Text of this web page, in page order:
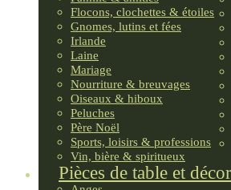
Flocons, clochettes & étoiles
Gnomes, lutins et fées
Irlande
Laine
Mariage
Nourriture & breuvages
Oiseaux & hiboux
Peluches
Père Noël
Sports, loisirs & professions
Vin, bière & spiritueux
Pièces de table et